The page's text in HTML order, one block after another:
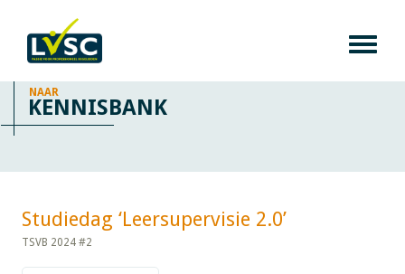
NAAR
KENNISBANK
Studiedag ‘Leersupervisie 2.0’​​​​​​
TSVB 2024 #2